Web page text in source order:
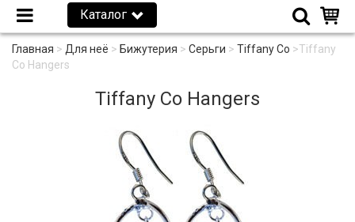
Каталог
Главная > Для неё > Бижутерия > Серьги > Tiffany Co >Tiffany
Co Hangers
Tiffany Co Hangers